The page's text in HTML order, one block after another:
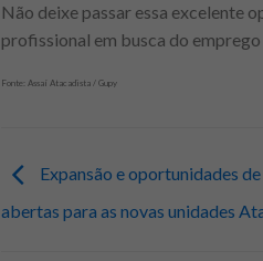
Não deixe passar essa excelente
profissional em busca do emprego
Fonte: Assaí Atacadista / Gupy
Expansão e oportunidades
abertas para as novas unidades